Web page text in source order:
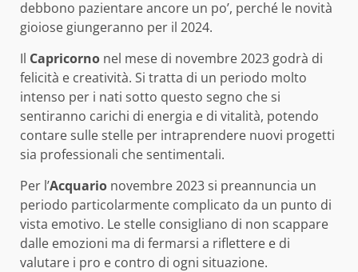
debbono pazientare ancore un po’, perché le novità
gioiose giungeranno per il 2024.
Il Capricorno nel mese di novembre 2023 godrà di
felicità e creatività. Si tratta di un periodo molto
intenso per i nati sotto questo segno che si
sentiranno carichi di energia e di vitalità, potendo
contare sulle stelle per intraprendere nuovi progetti
sia professionali che sentimentali.
Per l’Acquario novembre 2023 si preannuncia un
periodo particolarmente complicato da un punto di
vista emotivo. Le stelle consigliano di non scappare
dalle emozioni ma di fermarsi a riflettere e di
valutare i pro e contro di ogni situazione.